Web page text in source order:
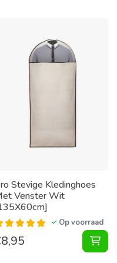
Pakket XL voor
Stevige Kledinghoes
Venster Wit
Op voorraad
8,95